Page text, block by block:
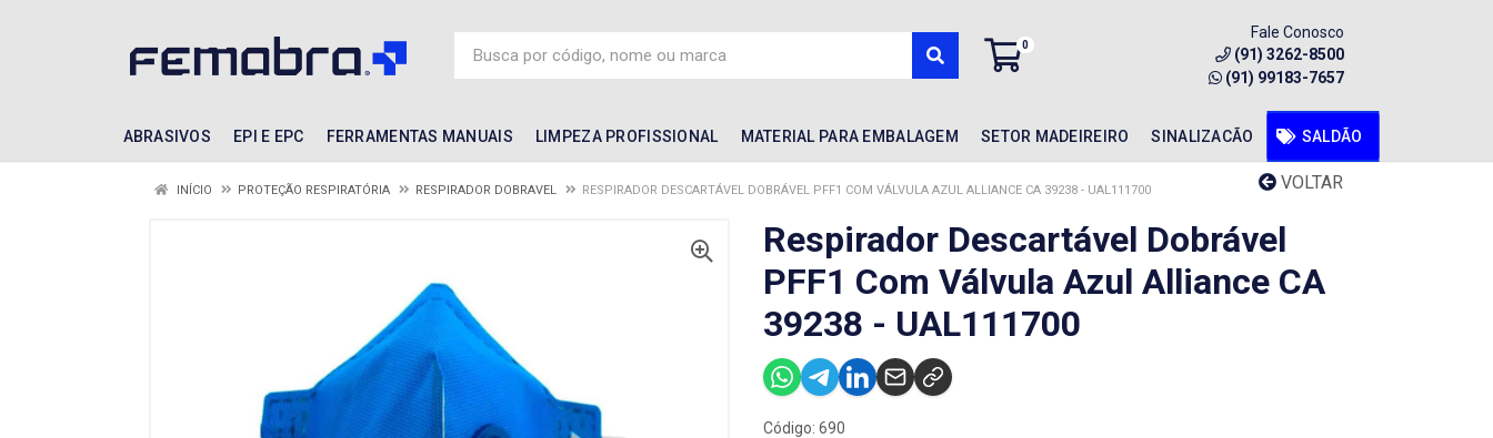
0
Fale Conosco
(91) 3262-8500
(91) 99183-7657
ABRASIVOS EPI E EPC FERRAMENTAS MANUAIS LIMPEZA PROFISSIONAL MATERIAL PARA EMBALAGEM SETOR MADEIREIRO SINALIZACÃO SALDÃO
VOLTAR
INÍCIO PROTEÇÃO RESPIRATÓRIA RESPIRADOR DOBRAVEL RESPIRADOR DESCARTÁVEL DOBRÁVEL PFF1 COM VÁLVULA AZUL ALLIANCE CA 39238 - UAL111700
Respirador Descartável Dobrável
PFF1 Com Válvula Azul Alliance CA
39238 - UAL111700
Código: 690